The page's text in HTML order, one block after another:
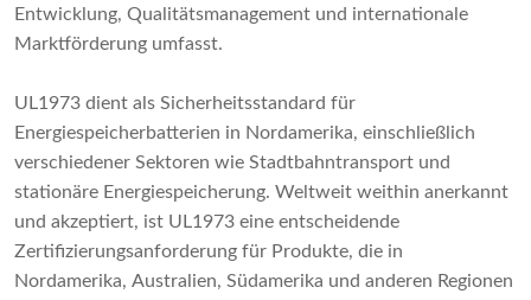
Entwicklung, Qualitätsmanagement und internationale
Marktförderung umfasst.
UL1973 dient als Sicherheitsstandard für
Energiespeicherbatterien in Nordamerika, einschließlich
verschiedener Sektoren wie Stadtbahntransport und
stationäre Energiespeicherung. Weltweit weithin anerkannt
und akzeptiert, ist UL1973 eine entscheidende
Zertifizierungsanforderung für Produkte, die in
Nordamerika, Australien, Südamerika und anderen Regionen